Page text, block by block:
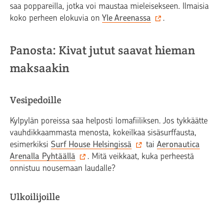
saa poppareilla, jotka voi maustaa mieleisekseen. Ilmaisia
koko perheen elokuvia on Yle Areenassa .
Panosta: Kivat jutut saavat hieman
maksaakin
Vesipedoille
Kylpylän poreissa saa helposti lomafiiliksen. Jos tykkäätte
vauhdikkaammasta menosta, kokeilkaa sisäsurffausta,
esimerkiksi Surf House Helsingissä tai Aeronautica
Arenalla Pyhtäällä
. Mitä veikkaat, kuka perheestä
onnistuu nousemaan laudalle?
Ulkoilijoille